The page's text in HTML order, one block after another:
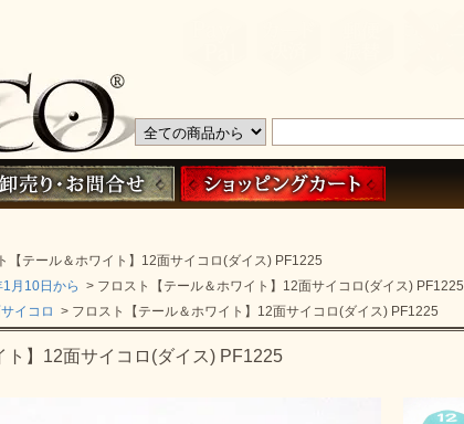
【テール＆ホワイト】12面サイコロ(ダイス) PF1225
月10日から > フロスト【テール＆ホワイト】12面サイコロ(ダイス) PF1225
イコロ > フロスト【テール＆ホワイト】12面サイコロ(ダイス) PF1225
ト】12面サイコロ(ダイス) PF1225